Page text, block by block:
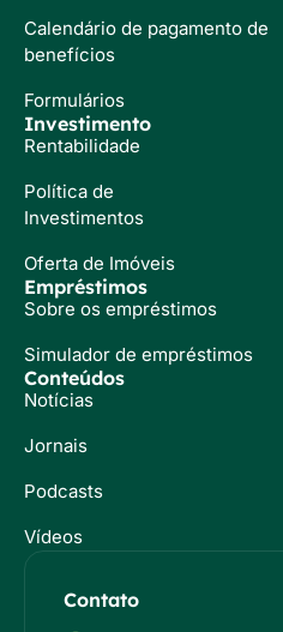
Calendário de pagamento de
benefícios
Formulários
Investimento
Rentabilidade
Política de
Investimentos
Oferta de Imóveis
Empréstimos
Sobre os empréstimos
Simulador de empréstimos
Conteúdos
Notícias
Jornais
Podcasts
Vídeos
Contato